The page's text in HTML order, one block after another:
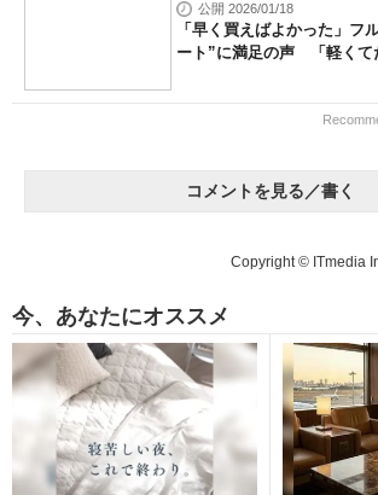
公開 2026/01/18
「早く買えばよかった」フ
ート”に満足の声 「軽くて
コメントを見る／書く
Copyright © ITmedia
今、あなたにオススメ